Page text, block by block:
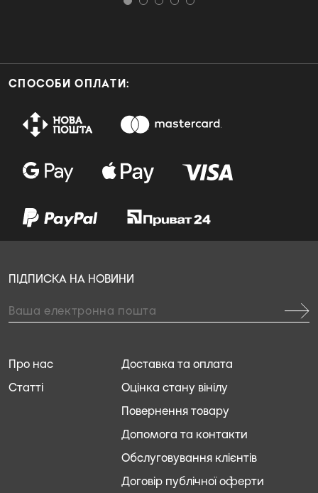
СПОСОБИ ОПЛАТИ:
Доставка та оплата
Оцінка стану вінілу
Повернення товару
Допомога та контакти
Обслуговування клієнтів
Договір публічної оферти
Про нас
Статті
ПІДПИСКА НА НОВИНИ